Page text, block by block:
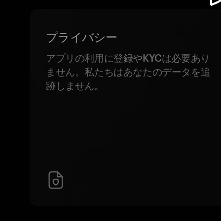
プライバシー
アプリの利用に登録やKYCは必要あり
ません。私たちはあなたのデータを追
跡しません。